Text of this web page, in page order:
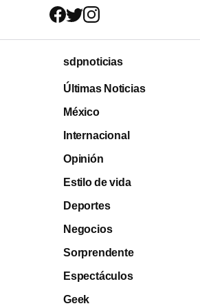
sdpnoticias
Últimas Noticias
México
Internacional
Opinión
Estilo de vida
Deportes
Negocios
Sorprendente
Espectáculos
Geek